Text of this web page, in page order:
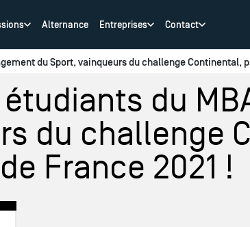
du Sport, vainqueurs du challenge Continental,
du
du challenge
France 2021 !
Alternance Entreprises Contact